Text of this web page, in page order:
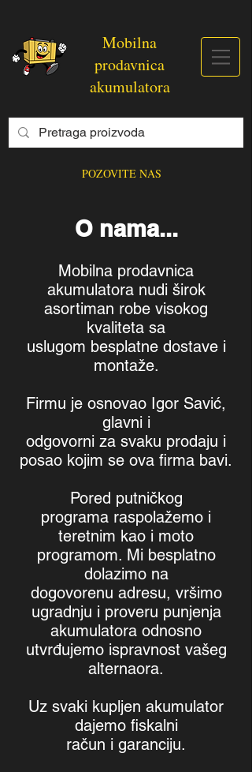
Mobilna
prodavnica
akumulatora
POZOVITE NAS
O nama...
Mobilna prodavnica
akumulatora nudi širok
asortiman robe visokog
kvaliteta sa
uslugom besplatne dostave i
montaže.
Firmu je osnovao Igor Savić,
glavni i
odgovorni za svaku prodaju i
posao kojim se ova firma bavi.
Pored putničkog
programa raspolažemo i
teretnim kao i moto
programom. Mi besplatno
dolazimo na
dogovorenu adresu, vršimo
ugradnju i proveru punjenja
akumulatora odnosno
utvrđujemo ispravnost vašeg
alternaora.
Uz svaki kupljen akumulator
dajemo fiskalni
račun i garanciju.